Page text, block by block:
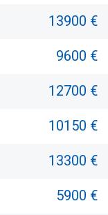
13900 €
9600 €
12700 €
10150 €
13300 €
5900 €